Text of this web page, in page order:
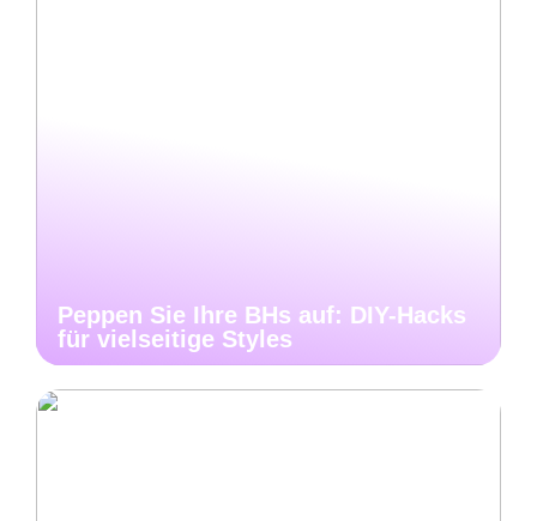
Peppen Sie Ihre BHs auf: DIY-Hacks
für vielseitige Styles